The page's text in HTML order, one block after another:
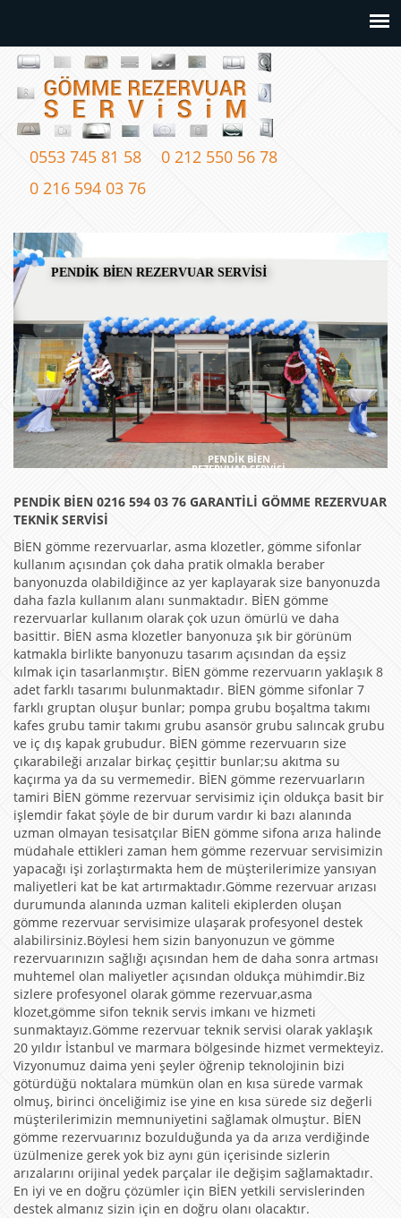
0553 745 81 58
0 212 550 56 78
0 216 594 03 76
PENDİK BİEN REZERVUAR SERVİSİ
PENDİK BİEN
REZERVUAR SERVİSİ
PENDİK BİEN 0216 594 03 76 GARANTİLİ GÖMME REZERVUAR
TEKNİK SERVİSİ
BİEN gömme rezervuarlar, asma klozetler, gömme sifonlar
kullanım açısından çok daha pratik olmakla beraber
banyonuzda olabildiğince az yer kaplayarak size banyonuzda
daha fazla kullanım alanı sunmaktadır. BİEN gömme
rezervuarlar kullanım olarak çok uzun ömürlü ve daha
basittir. BİEN asma klozetler banyonuza şık bir görünüm
katmakla birlikte banyonuzu tasarım açısından da eşsiz
kılmak için tasarlanmıştır. BİEN gömme rezervuarın yaklaşık 8
adet farklı tasarımı bulunmaktadır. BİEN gömme sifonlar 7
farklı gruptan oluşur bunlar; pompa grubu boşaltma takımı
kafes grubu tamir takımı grubu asansör grubu salıncak grubu
ve iç dış kapak grubudur. BİEN gömme rezervuarın size
çıkarabileği arızalar birkaç çeşittir bunlar;su akıtma su
kaçırma ya da su vermemedir. BİEN gömme rezervuarların
tamiri BİEN gömme rezervuar servisimiz için oldukça basit bir
işlemdir fakat şöyle de bir durum vardır ki bazı alanında
uzman olmayan tesisatçılar BİEN gömme sifona arıza halinde
müdahale ettikleri zaman hem gömme rezervuar servisimizin
yapacağı işi zorlaştırmakta hem de müşterilerimize yansıyan
maliyetleri kat be kat artırmaktadır.Gömme rezervuar arızası
durumunda alanında uzman kaliteli ekiplerden oluşan
gömme rezervuar servisimize ulaşarak profesyonel destek
alabilirsiniz.Böylesi hem sizin banyonuzun ve gömme
rezervuarınızın sağlığı açısından hem de daha sonra artması
muhtemel olan maliyetler açısından oldukça mühimdir.Biz
sizlere profesyonel olarak gömme rezervuar,asma
klozet,gömme sifon teknik servis imkanı ve hizmeti
sunmaktayız.Gömme rezervuar teknik servisi olarak yaklaşık
20 yıldır İstanbul ve marmara bölgesinde hizmet vermekteyiz.
Vizyonumuz daima yeni şeyler öğrenip teknolojinin bizi
götürdüğü noktalara mümkün olan en kısa sürede varmak
olmuş, birinci önceliğimiz ise yine en kısa sürede siz değerli
müşterilerimizin memnuniyetini sağlamak olmuştur. BİEN
gömme rezervuarınız bozulduğunda ya da arıza verdiğinde
üzülmenize gerek yok biz aynı gün içerisinde sizlerin
arızalarını orijinal yedek parçalar ile değişim sağlamaktadır.
En iyi ve en doğru çözümler için BİEN yetkili servislerinden
destek almanız sizin için en doğru olanı olacaktır.